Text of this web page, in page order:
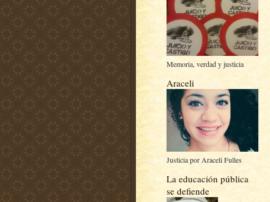
Memoria, verdad y justicia
Araceli
Justicia por Araceli Fulles
La educación pública
se defiende